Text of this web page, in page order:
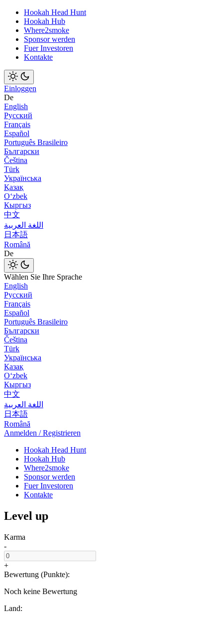
Hookah Head Hunt
Hookah Hub
Where2smoke
Sponsor werden
Fuer Investoren
Kontakte
Einloggen
De
English
Русский
Français
Español
Português Brasileiro
Български
Čeština
Türk
Українська
Қазақ
Оʻzbek
Кыргыз
中文
اللغة العربية
日本語
Română
De
Wählen Sie Ihre Sprache
English
Русский
Français
Español
Português Brasileiro
Български
Čeština
Türk
Українська
Қазақ
Оʻzbek
Кыргыз
中文
اللغة العربية
日本語
Română
Anmelden / Registrieren
Hookah Head Hunt
Hookah Hub
Where2smoke
Sponsor werden
Fuer Investoren
Kontakte
Level up
Karma
-
+
Bewertung (Punkte):
Noch keine Bewertung
Land: